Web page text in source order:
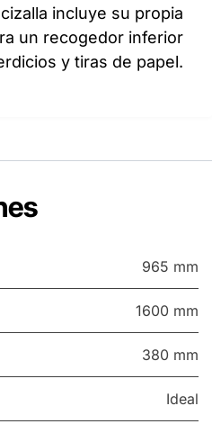
incluye su propia
un recogedor inferior
y tiras de papel.
965 mm
1600 mm
380 mm
Ideal